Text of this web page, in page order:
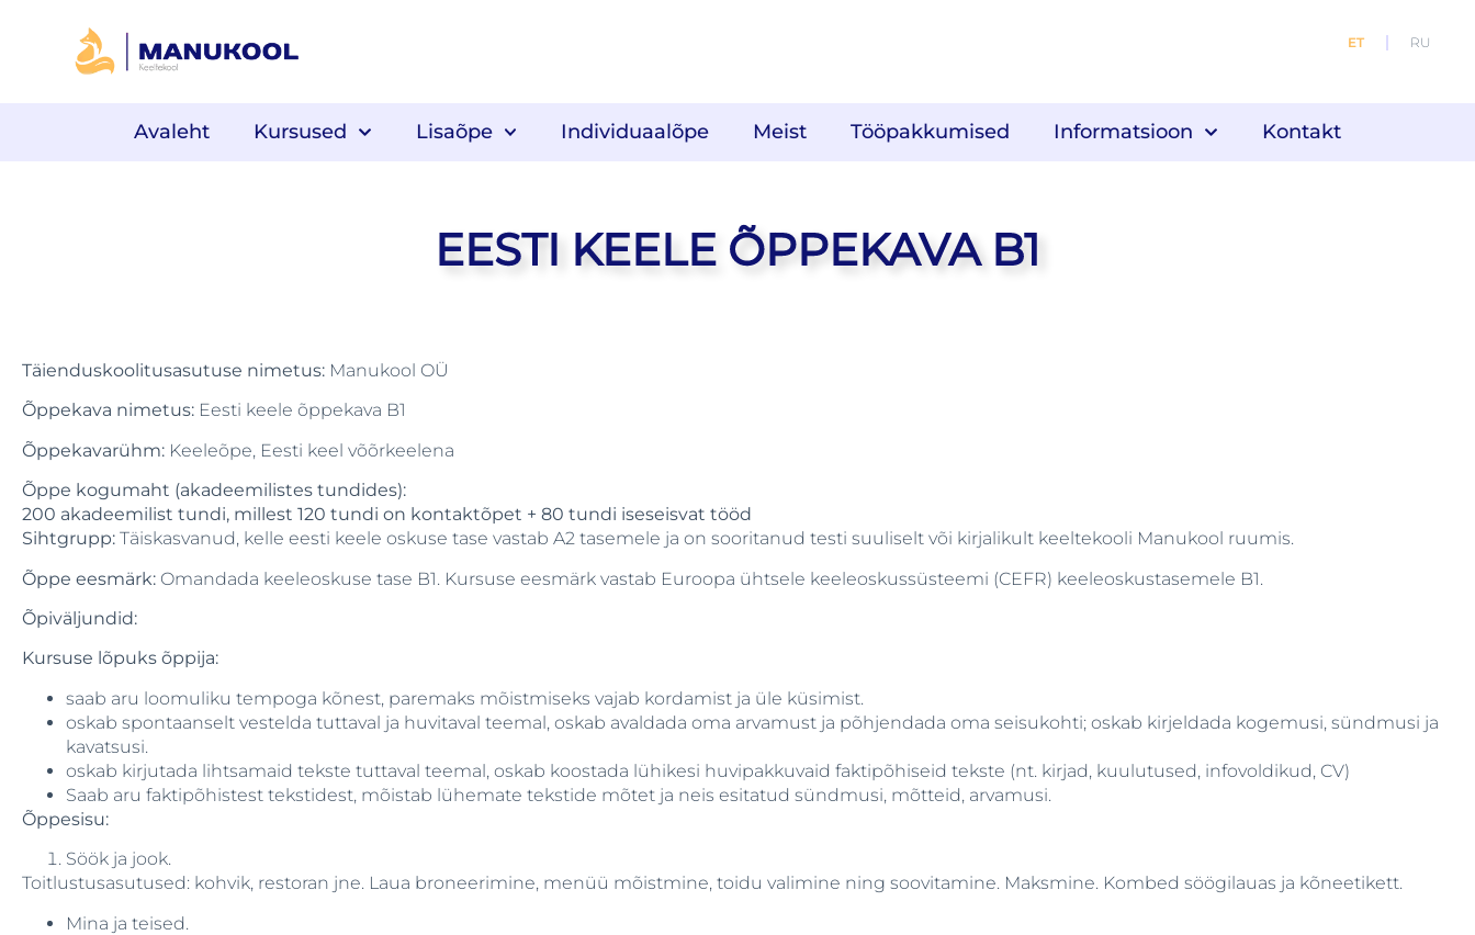
ET RU
Avaleht Kursused Lisaõpe Individuaalõpe Meist Tööpakkumised Informatsioon Kontakt
EESTI KEELE ÕPPEKAVA B1
Täienduskoolitusasutuse nimetus: Manukool OÜ
Õppekava nimetus: Eesti keele õppekava B1
Õppekavarühm: Keeleõpe, Eesti keel võõrkeelena
Õppe kogumaht (akadeemilistes tundides):
200 akadeemilist tundi, millest 120 tundi on kontaktõpet + 80 tundi iseseisvat tööd
Sihtgrupp: Täiskasvanud, kelle eesti keele oskuse tase vastab A2 tasemele ja on sooritanud testi suuliselt või kirjalikult keeltekooli Manukool ruumis.
Õppe eesmärk: Omandada keeleoskuse tase B1. Kursuse eesmärk vastab Euroopa ühtsele keeleoskussüsteemi (CEFR) keeleoskustasemele B1.
Õpiväljundid:
Kursuse lõpuks õppija:
saab aru loomuliku tempoga kõnest, paremaks mõistmiseks vajab kordamist ja üle küsimist.
oskab spontaanselt vestelda tuttaval ja huvitaval teemal, oskab avaldada oma arvamust ja põhjendada oma seisukohti; oskab kirjeldada kogemusi, sündmusi ja
kavatsusi.
oskab kirjutada lihtsamaid tekste tuttaval teemal, oskab koostada lühikesi huvipakkuvaid faktipõhiseid tekste (nt. kirjad, kuulutused, infovoldikud, CV)
Saab aru faktipõhistest tekstidest, mõistab lühemate tekstide mõtet ja neis esitatud sündmusi, mõtteid, arvamusi.
Õppesisu:
Söök ja jook.
Toitlustusasutused: kohvik, restoran jne. Laua broneerimine, menüü mõistmine, toidu valimine ning soovitamine. Maksmine. Kombed söögilauas ja kõneetikett.
Mina ja teised.